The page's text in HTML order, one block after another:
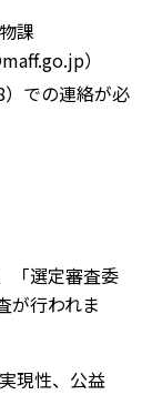
課
）
での連絡が必
「選定審査委
が行われま
現性、公益